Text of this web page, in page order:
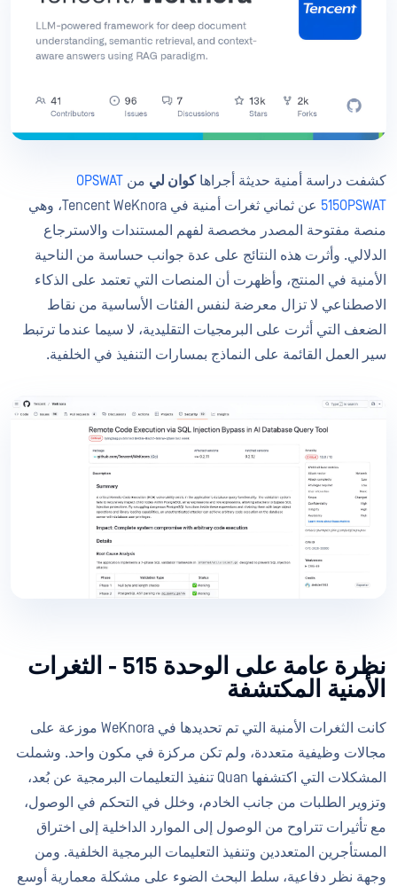
كشفت دراسة أمنية حديثة أجراهاكوان لي من OPSWAT
515OPSWAT
عن ثماني ثغرات أمنية في Tencent WeKnora، وهي
منصة مفتوحة المصدر مخصصة لفهم المستندات والاسترجاع
الدلالي. وأثرت هذه النتائج على عدة جوانب حساسة من الناحية
الأمنية في المنتج، وأظهرت أن المنصات التي تعتمد على الذكاء
الاصطناعي لا تزال معرضة لنفس الفئات الأساسية من نقاط
الضعف التي أثرت على البرمجيات التقليدية، لا سيما عندما ترتبط
سير العمل القائمة على النماذج بمسارات التنفيذ في الخلفية.
نظرة عامة على الوحدة 515 - الثغرات
الأمنية المكتشفة
كانت الثغرات الأمنية التي تم تحديدها في WeKnora موزعة على
مجالات وظيفية متعددة، ولم تكن مركزة في مكون واحد. وشملت
المشكلات التي اكتشفها Quan تنفيذ التعليمات البرمجية عن بُعد،
وتزوير الطلبات من جانب الخادم، وخلل في التحكم في الوصول،
مع تأثيرات تتراوح من الوصول إلى الموارد الداخلية إلى اختراق
المستأجرين المتعددين وتنفيذ التعليمات البرمجية الخلفية. ومن
وجهة نظر دفاعية، سلط البحث الضوء على مشكلة معمارية أوسع